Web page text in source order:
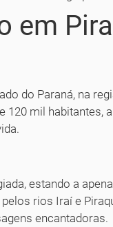
em
do Paraná, na
mil habitantes,
estando a
rios Iraí e
encantadoras.